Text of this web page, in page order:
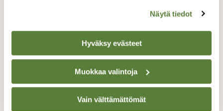
Näytä tiedot
Hyväksy evästeet
Muokkaa valintoja
Vain välttämättömät